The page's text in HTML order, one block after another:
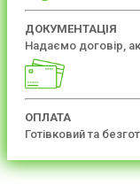
ДОКУМЕНТАЦІЯ
Надаємо договір,
ОПЛАТА
Готівковий та